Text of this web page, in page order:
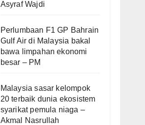
Asyraf Wajdi
Perlumbaan F1 GP Bahrain
Gulf Air di Malaysia bakal
bawa limpahan ekonomi
besar – PM
Malaysia sasar kelompok
20 terbaik dunia ekosistem
syarikat pemula niaga –
Akmal Nasrullah